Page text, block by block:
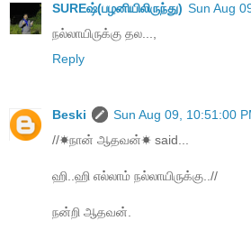
SUREஷ்(பழனியிலிருந்து) Sun Aug
நல்லாயிருக்கு தல...,
Reply
Beski
Sun Aug 09, 10:51:00
//☀நான் ஆதவன்☀ said...
ஹி..ஹி எல்லாம் நல்லாயிருக்கு..//
நன்றி ஆதவன்.